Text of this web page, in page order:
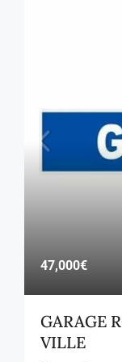
47,000€
GARAGE
VILLE